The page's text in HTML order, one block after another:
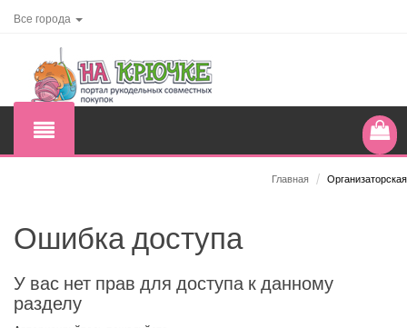
Все города
Главная / Организаторская
Ошибка доступа
У вас нет прав для доступа к данному
разделу